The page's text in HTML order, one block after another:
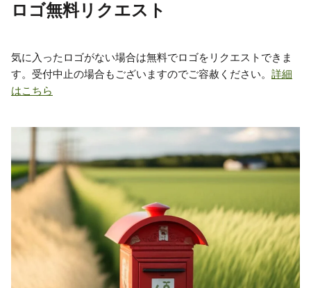
ロゴ無料リクエスト
気に入ったロゴがない場合は無料でロゴをリクエストできま
す。受付中止の場合もございますのでご容赦ください。 詳細
はこちら